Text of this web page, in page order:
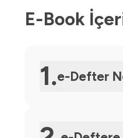
E-Book
1.e-Defter